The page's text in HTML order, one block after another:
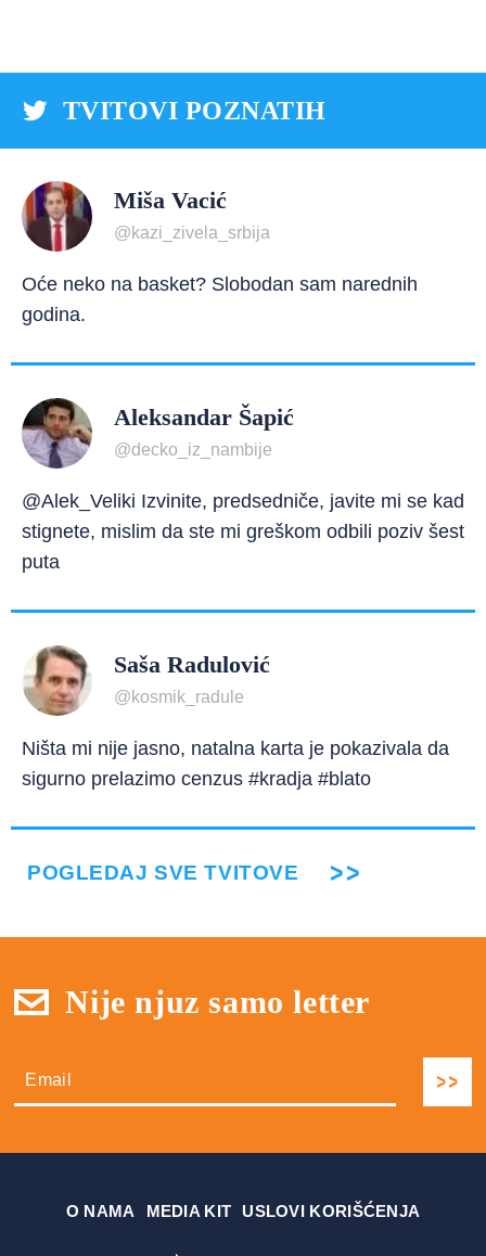
TVITOVI POZNATIH
Miša Vacić
@kazi_zivela_srbija
Oće neko na basket? Slobodan sam narednih
godina.
Aleksandar Šapić
@decko_iz_nambije
@Alek_Veliki Izvinite, predsedniče, javite mi se kad
stignete, mislim da ste mi greškom odbili poziv šest
puta
Saša Radulović
@kosmik_radule
Ništa mi nije jasno, natalna karta je pokazivala da
sigurno prelazimo cenzus #kradja #blato
POGLEDAJ SVE TVITOVE
Nije njuz samo letter
О NAMA MEDIA KIT USLOVI KORIŠĆENJA